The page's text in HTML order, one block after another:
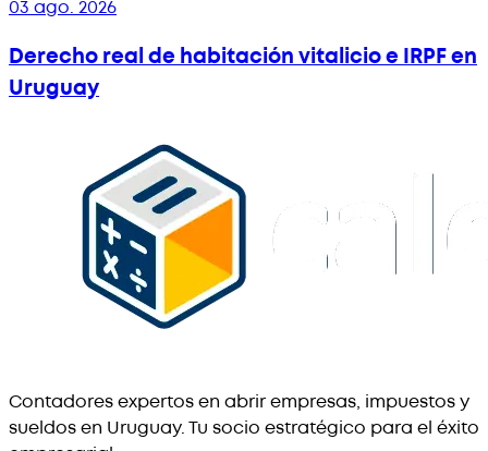
03 ago. 2026
Derecho real de habitación vitalicio e IRPF en
Uruguay
Contadores expertos en abrir empresas, impuestos y
sueldos en Uruguay. Tu socio estratégico para el éxito